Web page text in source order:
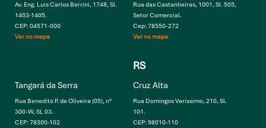
Av. Eng. Luis Carlos Berrini, 1748, Sl.
1403-1405.
CEP: 04571-000
Ver no mapa
Rua das Castanheiras, 1001, Sl. 505,
Setor Comercial.
Cep: 78550-272
Ver no mapa
Tangará da Serra
Rua Benedito P. de Oliveira (05), n°
300-W, SL 03.
CEP: 78300-102
RS
Cruz Alta
Rua Domingos Veríssimo, 210, Sl.
101.
CEP: 98010-110